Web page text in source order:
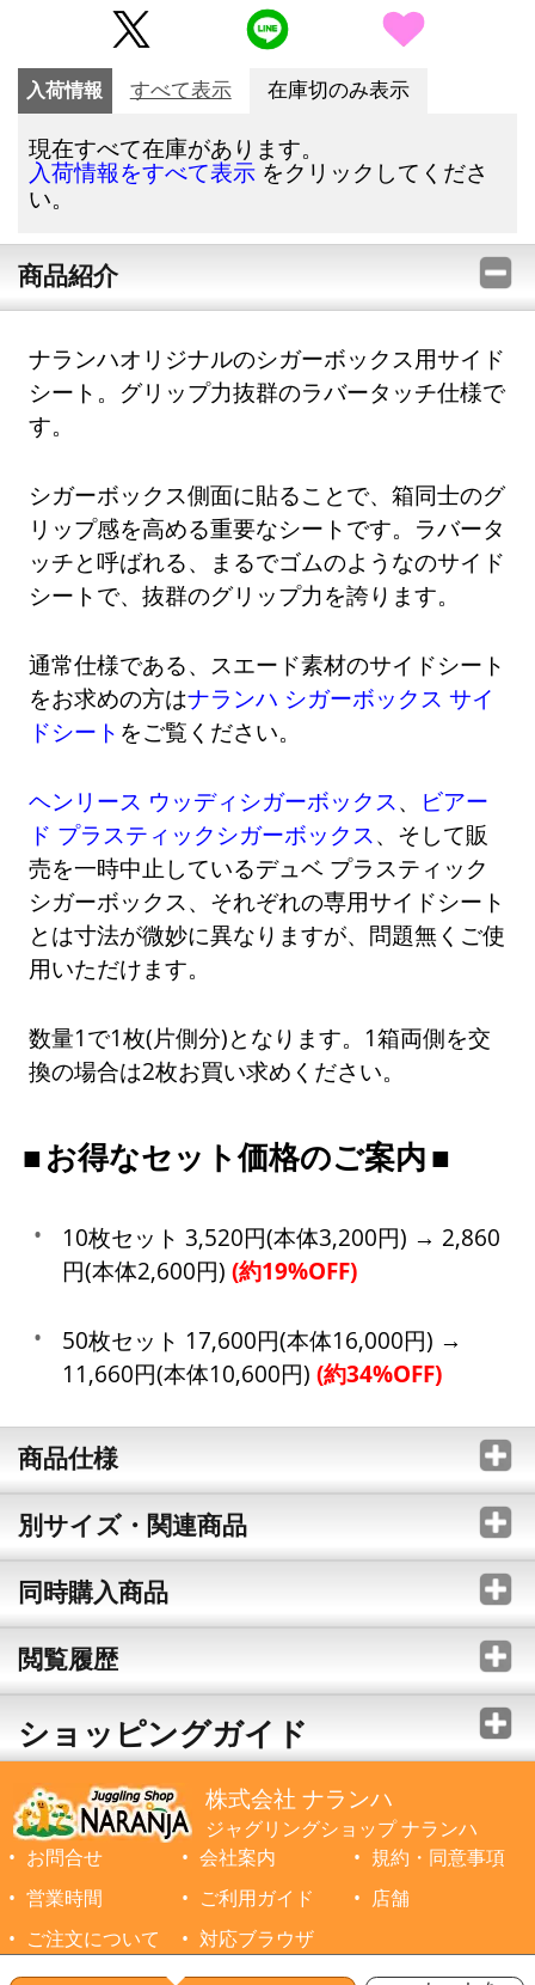
入荷情報 すべて表示 在庫切のみ表示
現在すべて在庫があります。
入荷情報をすべて表示 をクリックしてくださ
い。
商品紹介
ナランハオリジナルのシガーボックス用サイド
シート。グリップ力抜群のラバータッチ仕様で
す。
シガーボックス側面に貼ることで、箱同士のグ
リップ感を高める重要なシートです。ラバータ
ッチと呼ばれる、まるでゴムのようなのサイド
シートで、抜群のグリップ力を誇ります。
通常仕様である、スエード素材のサイドシート
をお求めの方はナランハ シガーボックス サイ
ドシート をご覧ください。
ヘンリース ウッディシガーボックス 、
ビアー
ド プラスティックシガーボックス 、そして販
売を一時中止しているデュベ プラスティック
シガーボックス、それぞれの専用サイドシート
とは寸法が微妙に異なりますが、問題無くご使
用いただけます。
数量1で1枚(片側分)となります。1箱両側を交
換の場合は2枚お買い求めください。
お得なセット価格のご案内
10枚セット 3,520円(本体3,200円) → 2,860
円(本体2,600円)(約19%OFF)
50枚セット 17,600円(本体16,000円) →
11,660円(本体10,600円)(約34%OFF)
商品仕様
別サイズ・関連商品
同時購入商品
閲覧履歴
ショッピングガイド
株式会社 ナランハ
ジャグリングショップ ナランハ
お問合せ
会社案内
規約・同意事項
営業時間
ご利用ガイド
店舗
ご注文について
対応ブラウザ
©1999-2026 NARANJA Inc. All Rights Reserved.